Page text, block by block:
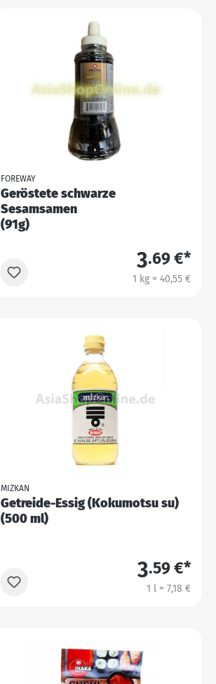
FOREWAY
Geröstete schwarze
Sesamsamen
(91g)
3.69 €*
1 kg = 40,55 €
MIZKAN
Getreide-Essig (Kokumotsu su)
(500 ml)
3.59 €*
1 l = 7,18 €